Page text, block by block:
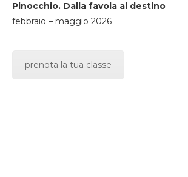
Pinocchio. Dalla favola al destino
febbraio – maggio 2026
prenota la tua classe